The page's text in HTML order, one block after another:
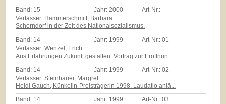
Band: 15 Jahr:2000 Art-Nr.:-
Verfasser: Hammerschmitt, Barbara
Schorndorf in der Zeit des Nationalsozialismus.
Band: 14 Jahr: 1999 Art-Nr.:01
Verfasser: Wenzel, Erich
Aus Erfahrungen Zukunft gestalten. Vortrag zur Eröffnun...
Band: 14 Jahr: 1999 Art-Nr.:02
Verfasser: Steinhauer, Margret
Heidi Gauch, Künkelin-Preisträgerin 1998. Laudatio anlä...
Band: 14 Jahr: 1999 Art-Nr.:03